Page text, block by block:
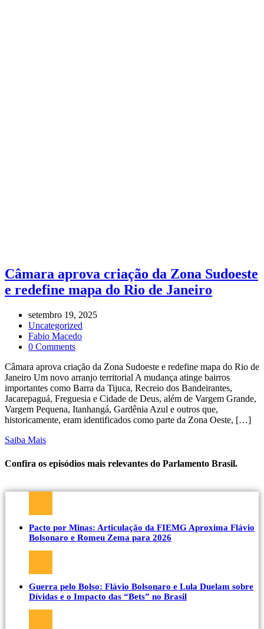
Câmara aprova criação da Zona Sudoeste
e redefine mapa do Rio de Janeiro
setembro 19, 2025
Uncategorized
Fabio Macedo
0 Comments
Câmara aprova criação da Zona Sudoeste e redefine mapa do Rio de
Janeiro Um novo arranjo territorial A mudança atinge bairros
importantes como Barra da Tijuca, Recreio dos Bandeirantes,
Jacarepaguá, Freguesia e Cidade de Deus, além de Vargem Grande,
Vargem Pequena, Itanhangá, Gardênia Azul e outros que,
historicamente, eram identificados como parte da Zona Oeste, […]
Saiba Mais
Confira os episódios mais relevantes do Parlamento Brasil.
Pacto por Minas: Articulação da FIEMG Aproxima Flávio
Bolsonaro e Romeu Zema para 2026
Guerra pelo Bolso: Flávio Bolsonaro e Lula Duelam sobre
Dívidas e o Impacto das “Bets” no Brasil